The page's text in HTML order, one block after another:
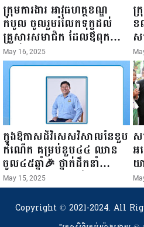
ក្រុមការងារ អាវុធហត្ថខណ្ឌ
កំបូល ចូលរួមរំលែកទុក្ខដល់
គ្រួសារសមាជិក ដែលឪពុកក្មេក
របស់លោកទទួលមរណៈភាព!
May 16, 2025
ក្
ខ
ស
ច
ន
ក្នុងឱកាសដ៏វិសេសវិសាលនៃខួប
កំណើត គម្រប់ខួប៤៤ ឈាន
ចូល៤៥ឆ្នាំ🎉 ថ្នាក់ដឹកនាំ
សមាជិក សមាជិកា នៃក្រុម
គ្រួសារកម្មវិធីអាជីវកម្មចល័ត និង
កម្មករសំណង់ សូមគោរពជូនពរ
ជូនចំពោះ ឯកឧត្តម សាយ
May 15, 2025
ស
អ
យ
ផ
ឧ
ព្
Copyright © 2021-2024. All